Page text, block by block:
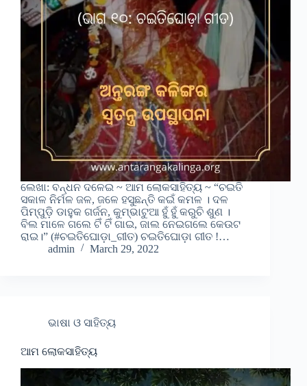
ଲେଖା: ବନ୍ଧନ ଦଳେଇ ~ ଆମ ଲୋକସାହିତ୍ୟ ~ “ଚଇତି
ସକାଳ ନିର୍ମଳ ଜଳ, ଜଳେ ହସୁଛନ୍ତି କଇଁ କମଳ । ଦଳ
ପିମ୍ପୁଡ଼ି ଡାହୁକ ଗର୍ଜନ, କୁମ୍ଭାଟୁଆ ହୁଁ ହୁଁ କରୁଚି ଶୁଣ ।
ବିଲ ମାଳେ ଗଲେ ଟିଁ ଟିଁ ଗାଇ, ଜାଲ ନେଇଗଲେ କେଉଟ
ରାଇ।” (#ଚଇତିଘୋଡ଼ା_ଗୀତ) ଚଇତିଘୋଡ଼ା ଗୀତ !…
admin
March 29, 2022
ଭାଷା ଓ ସାହିତ୍ୟ
ଆମ ଲୋକସାହିତ୍ୟ